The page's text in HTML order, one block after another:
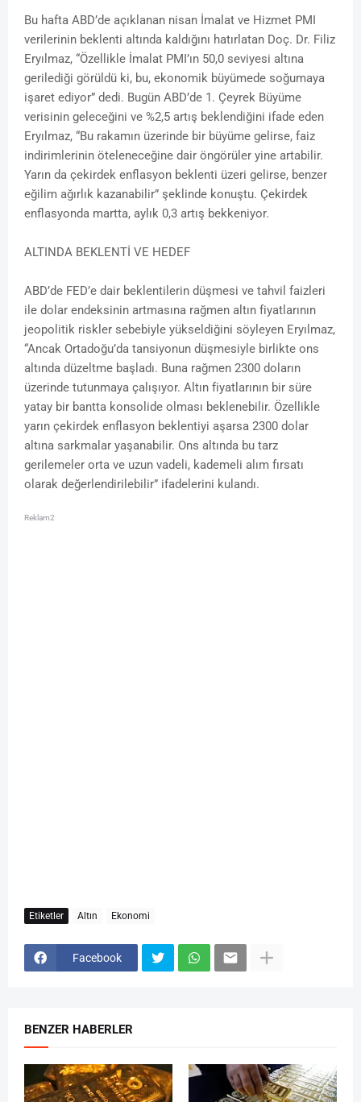
Bu hafta ABD’de açıklanan nisan İmalat ve Hizmet PMI
verilerinin beklenti altında kaldığını hatırlatan Doç. Dr. Filiz
Eryılmaz, “Özellikle İmalat PMI’ın 50,0 seviyesi altına
gerilediği görüldü ki, bu, ekonomik büyümede soğumaya
işaret ediyor” dedi. Bugün ABD’de 1. Çeyrek Büyüme
verisinin geleceğini ve %2,5 artış beklendiğini ifade eden
Eryılmaz, “Bu rakamın üzerinde bir büyüme gelirse, faiz
indirimlerinin öteleneceğine dair öngörüler yine artabilir.
Yarın da çekirdek enflasyon beklenti üzeri gelirse, benzer
eğilim ağırlık kazanabilir” şeklinde konuştu. Çekirdek
enflasyonda martta, aylık 0,3 artış bekkeniyor.
ALTINDA BEKLENTİ VE HEDEF
ABD’de FED’e dair beklentilerin düşmesi ve tahvil faizleri
ile dolar endeksinin artmasına rağmen altın fiyatlarının
jeopolitik riskler sebebiyle yükseldiğini söyleyen Eryılmaz,
“Ancak Ortadoğu’da tansiyonun düşmesiyle birlikte ons
altında düzeltme başladı. Buna rağmen 2300 doların
üzerinde tutunmaya çalışıyor. Altın fiyatlarının bir süre
yatay bir bantta konsolide olması beklenebilir. Özellikle
yarın çekirdek enflasyon beklentiyi aşarsa 2300 dolar
altına sarkmalar yaşanabilir. Ons altında bu tarz
gerilemeler orta ve uzun vadeli, kademeli alım fırsatı
olarak değerlendirilebilir” ifadelerini kulandı.
Reklam2
Etiketler Altın Ekonomi
Facebook
BENZER HABERLER